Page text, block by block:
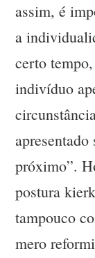
assim, é
a
certo
indivíduo
próximo”.
postura
tampouco
mero